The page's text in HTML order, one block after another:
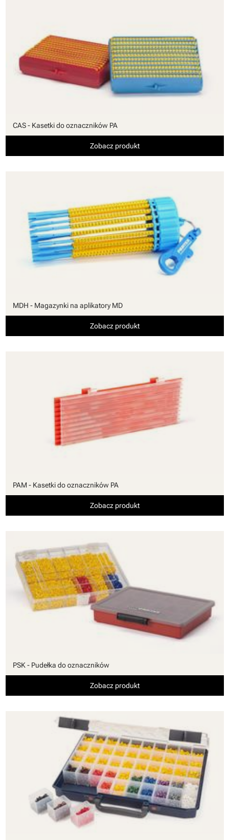
CAS - Kasetki do oznaczników PA
Zobacz produkt
MDH - Magazynki na aplikatory MD
Zobacz produkt
PAM - Kasetki do oznaczników PA
Zobacz produkt
PSK - Pudełka do oznaczników
Zobacz produkt